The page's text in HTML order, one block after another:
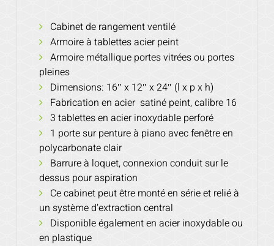
Cabinet de rangement ventilé
Armoire à tablettes acier peint
Armoire métallique portes vitrées ou portes
pleines
Dimensions: 16″ x 12″ x 24″ (l x p x h)
Fabrication en acier satiné peint, calibre 16
3 tablettes en acier inoxydable perforé
1 porte sur penture à piano avec fenêtre en
polycarbonate clair
Barrure à loquet, connexion conduit sur le
dessus pour aspiration
Ce cabinet peutêtre montéen série et relié à
un systèmed’extraction central
Disponible également en acier inoxydable ou
en plastique